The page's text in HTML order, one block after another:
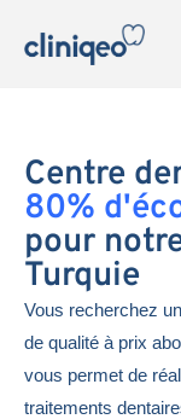
Centre
80%
pour
Turquie
Vous recherchez un
de qualité à prix
vous permet de
traitements